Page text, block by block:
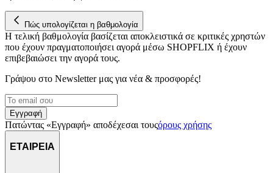
Πώς υπολογίζεται η βαθμολογία
Η τελική βαθμολογία βασίζεται αποκλειστικά σε κριτικές χρηστών
που έχουν πραγματοποιήσει αγορά μέσω SHOPFLIX ή έχουν
επιβεβαιώσει την αγορά τους.
Γράψου στο Νewsletter μας για νέα & προσφορές!
Εγγραφή
Πατώντας «Εγγραφή» αποδέχεσαι τουςόρους χρήσης
ΕΤΑΙΡΕΙΑ